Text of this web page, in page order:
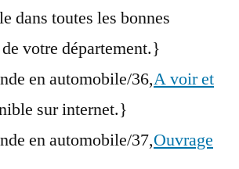
dans toutes les bonnes
votre département.}
en automobile/36,A voir et
sur internet.}
en automobile/37,Ouvrage